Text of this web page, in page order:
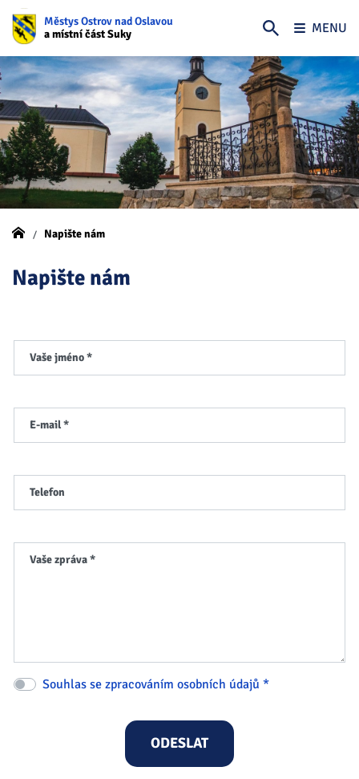
Napište nám
Napište nám
Vaše jméno *
E-mail *
Telefon
Vaše zpráva *
Souhlas se zpracováním osobních údajů *
Městys Ostrov nad Oslavou
a místní část Suky
MENU